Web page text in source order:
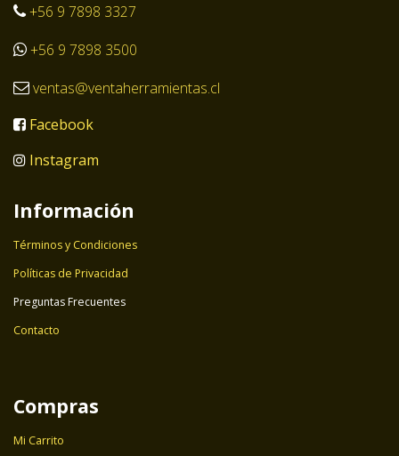
+56 9 7898 3327
+56 9 7898 3500
ventas@ventaherramientas.cl
Facebook
Instagram
Información
Términos y Condiciones
Políticas de Privacidad
Preguntas Frecuentes
Contacto
Compras
Mi Carrito